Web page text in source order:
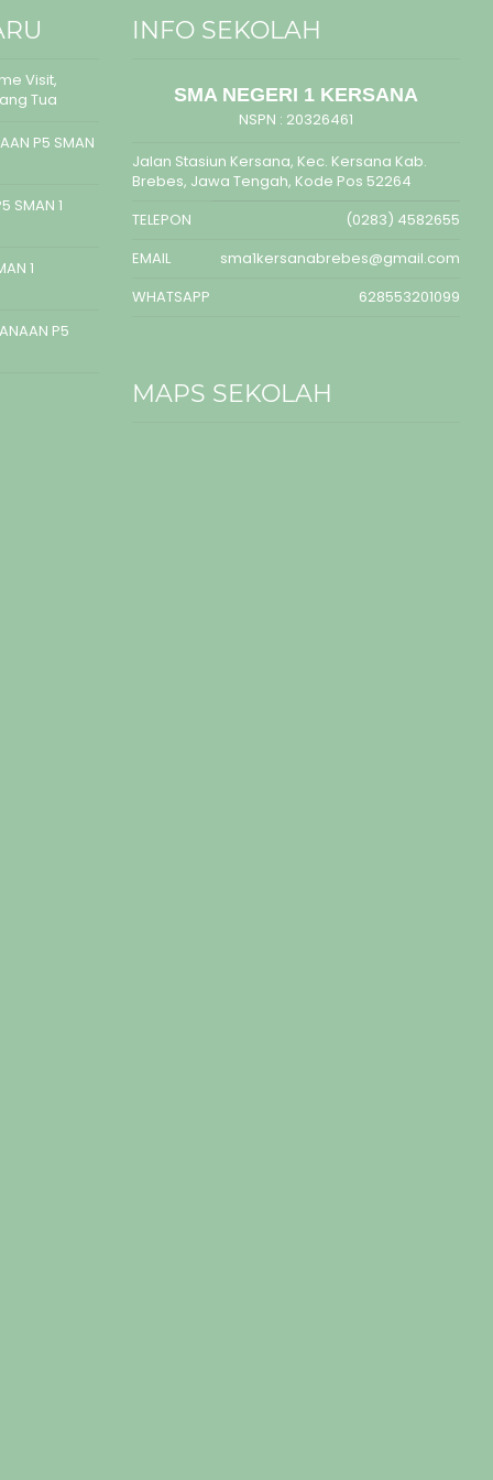
Visit,
Tua
P5 SMAN
SMAN 1
1
P5
INFO SEKOLAH
SMA NEGERI 1 KERSANA
NSPN : 20326461
Jalan Stasiun Kersana, Kec. Kersana Kab.
Brebes, Jawa Tengah, Kode Pos 52264
TELEPON
(0283) 4582655
EMAIL
sma1kersanabrebes@gmail.com
WHATSAPP
628553201099
MAPS SEKOLAH